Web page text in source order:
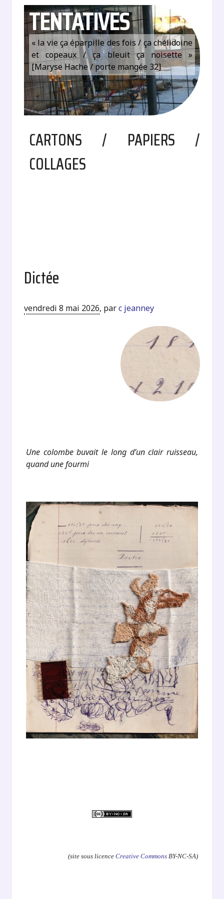
TENTATIVES
« la vie ça éparpille des fois / ça chélidoine
et copeaux / ça bleuit ça noisette »
[Maryse Hache / porte mangée 32]
CARTONS / PAPIERS /
COLLAGES
Dictée
vendredi 8 mai 2026, parc jeanney
Une colombe buvait le long d’un clair ruisseau,
quand une fourmi
(site sous licence Creative CommonsBY-NC-SA)